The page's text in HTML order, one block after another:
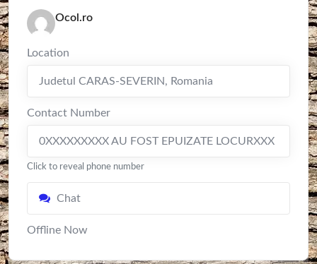
Ocol.ro
Location
Judetul CARAS-SEVERIN, Romania
Contact Number
0XXXXXXXXX AU FOST EPUIZATE LOCURXXX
Click to reveal phone number
Chat
Offline Now